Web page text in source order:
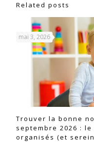
Related posts
mai 3, 2026
Trouver la bonne
septembre 2026 :
organisés (et